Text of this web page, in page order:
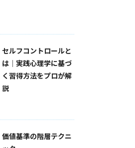
セルフコントロールと
は｜実践心理学に基づ
く習得方法をプロが解
説
価値基準の階層テクニ